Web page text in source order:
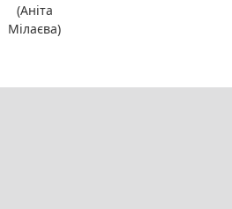
(Аніта
Мілаєва)